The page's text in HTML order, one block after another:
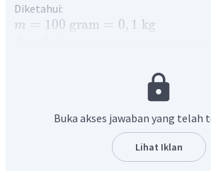
Diketahui:
m = 100 gram = 0, 1 kg
Saat benda melakukan gerak harmonik
menyimpang dari posisi
mengalami percepatan dengan
percepatannya dirumuskan:
Buka akses jawaban yang telah
Lihat Iklan